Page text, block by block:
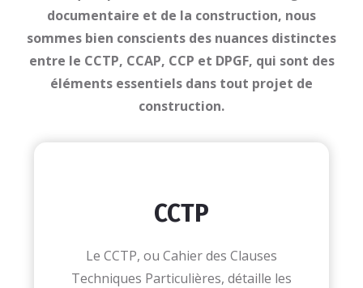
documentaire et de la construction, nous
sommes bien conscients des nuances distinctes
entre le CCTP, CCAP, CCP et DPGF, qui sont des
éléments essentiels dans tout projet de
construction.
CCTP
Le CCTP, ou Cahier des Clauses
Techniques Particulières, détaille les